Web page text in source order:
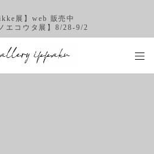
展】web 販売中
エコウタ展】8/28-9/2